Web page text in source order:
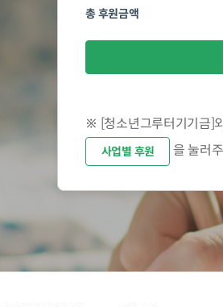
총 후원금액
※ [청소년그루터기기금]
사업별 후원 을 눌러